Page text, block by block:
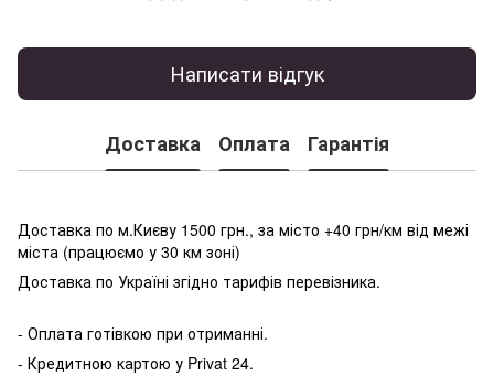
Написати відгук
Доставка Оплата Гарантія
Доставка по м.Києву 1500 грн., за місто +40 грн/км від межі
міста (працюємо у 30 км зоні)
Доставка по Україні згідно тарифів перевізника.
- Оплата готівкою при отриманні.
- Кредитною картою у Privat 24.